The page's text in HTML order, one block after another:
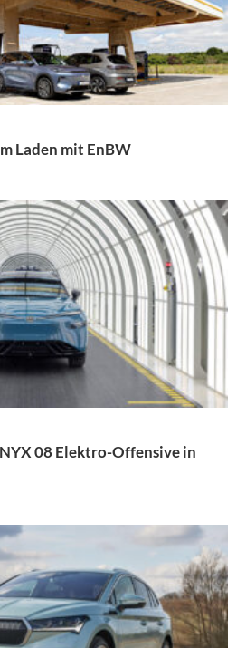
Laden mit EnBW
08 Elektro-Offensive in